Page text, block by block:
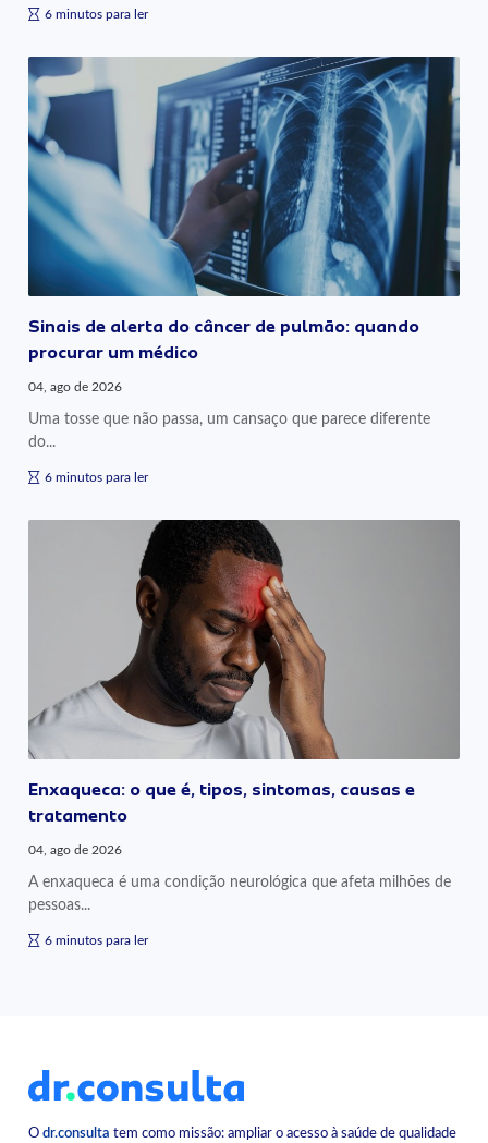
6 minutos para ler
Sinais de alerta do câncer de pulmão: quando
procurar um médico
04, ago de 2026
Uma tosse que não passa, um cansaço que parece diferente
do...
6 minutos para ler
Enxaqueca: o que é, tipos, sintomas, causas e
tratamento
04, ago de 2026
A enxaqueca é uma condição neurológica que afeta milhões de
pessoas...
6 minutos para ler
Odr.consulta tem como missão: ampliar o acesso à saúde de qualidade